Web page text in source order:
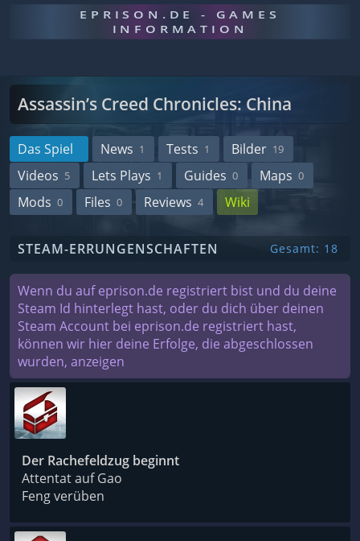
EPRISON.DE - GAMES
INFORMATION
Assassin’s Creed Chronicles: China
Das Spiel News 1 Tests 1 Bilder 19
Videos 5 Lets Plays 1 Guides 0 Maps 0
Mods 0 Files 0 Reviews 4 Wiki
STEAM-ERRUNGENSCHAFTEN Gesamt: 18
Wenn du auf eprison.de registriert bist und du deine
Steam Id hinterlegt hast, oder du dich über deinen
Steam Account bei eprison.de registriert hast,
können wir hier deine Erfolge, die abgeschlossen
wurden, anzeigen
Der Rachefeldzug beginnt
Attentat auf Gao
Feng verüben